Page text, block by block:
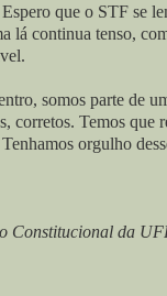
que o STF se
lá continua tenso,
somos parte de
corretos. Temos que
orgulho
Constitucional da